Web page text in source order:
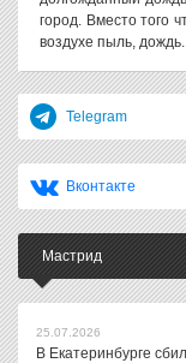
город. Вместо того
воздухе пыль,
Telegram
Вконтакте
Мастрид
25.07.2026
В Екатеринбурге